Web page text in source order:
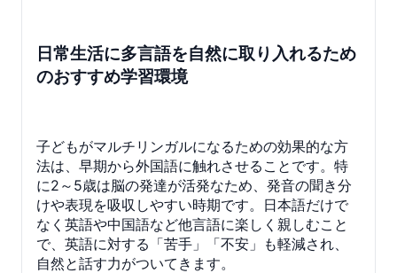
日常生活に多言語を自然に取り入れるため
のおすすめ学習環境
子どもがマルチリンガルになるための効果的な方
法は、早期から外国語に触れさせることです。特
に2～5歳は脳の発達が活発なため、発音の聞き分
けや表現を吸収しやすい時期です。日本語だけで
なく英語や中国語など他言語に楽しく親しむこと
で、英語に対する「苦手」「不安」も軽減され、
自然と話す力がついてきます。